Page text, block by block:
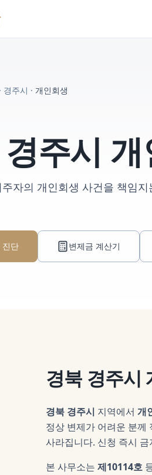
· 경주시 · 개인회생
주시 개
주자의 개인회생 사건을 책임지
진단 변제금 계산기
경북 경주시
경북 경주시 지역에서 개
정상 변제가 어려운 분께
사라집니다. 신청 즉시
본 사무소는 제10114호